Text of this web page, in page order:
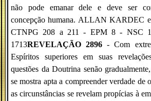
não pode emanar dele e deve ser
concepção humana. ALLAN KARDEC
CTNPG 208 a 211 - EPM 8 - NSC
1713REVELAÇÃO 2896 - Com
Espíritos superiores em suas
questões da Doutrina senão
se mostra apta a compreender verdade de
as circunstâncias se revelam propícias à